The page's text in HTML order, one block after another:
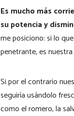
Es mucho más
su potencia y
me posiciono: si lo
penetrante, es
Si por el contrario
seguiría usándolo
como el romero, la